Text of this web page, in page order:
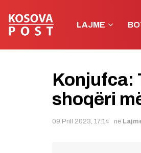
LAJME
Konjufca:
shoqëri
09 Prill 2023, 17:14 në